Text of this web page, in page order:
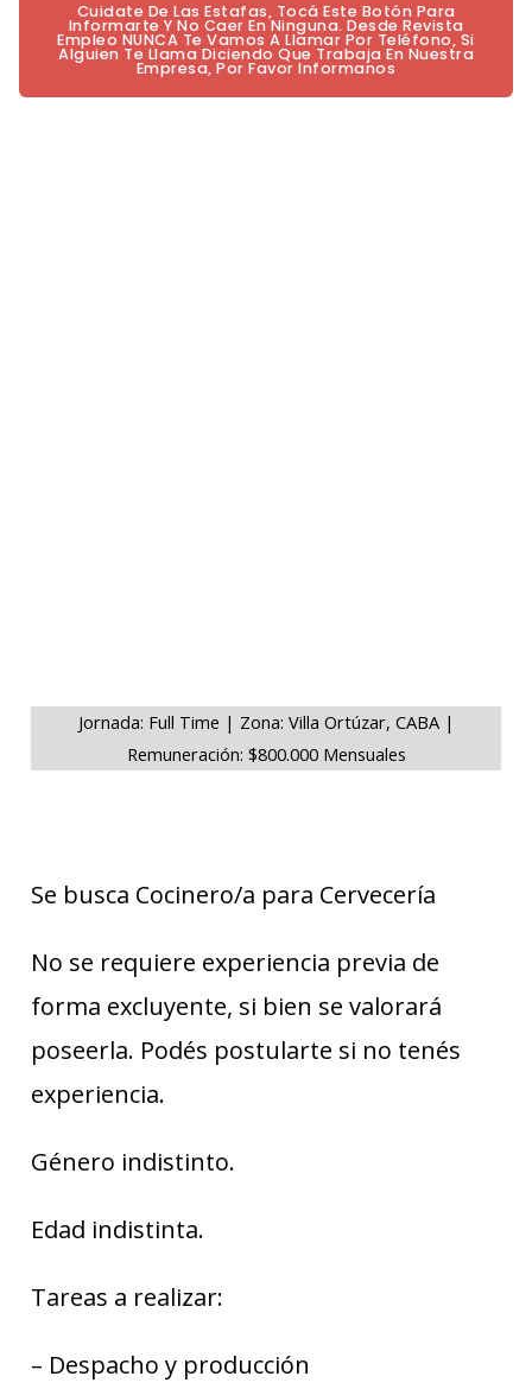
Cuidate De Las Estafas, Tocá Este Botón Para
Informarte Y No Caer En Ninguna. Desde Revista
Empleo NUNCA Te Vamos A Llamar Por Teléfono, Si
Alguien Te Llama Diciendo Que Trabaja En Nuestra
Empresa, Por Favor Informanos
Jornada: Full Time | Zona: Villa Ortúzar, CABA |
Remuneración: $800.000 Mensuales
Se busca Cocinero/a para Cervecería
No se requiere experiencia previa de
forma excluyente, si bien se valorará
poseerla. Podés postularte si no tenés
experiencia.
Género indistinto.
Edad indistinta.
Tareas a realizar:
– Despacho y producción